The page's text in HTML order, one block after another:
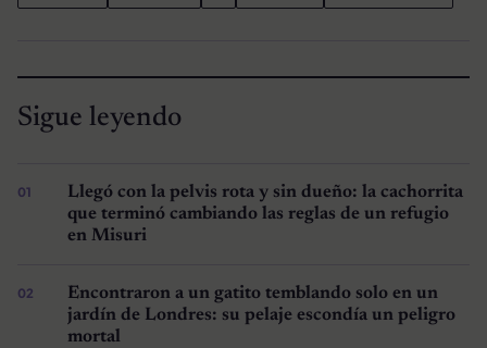
Sigue leyendo
Llegó con la pelvis rota y sin dueño: la cachorrita
que terminó cambiando las reglas de un refugio
en Misuri
Encontraron a un gatito temblando solo en un
jardín de Londres: su pelaje escondía un peligro
mortal